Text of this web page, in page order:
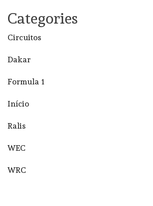
Categories
Circuitos
Dakar
Formula 1
Início
Ralis
WEC
WRC